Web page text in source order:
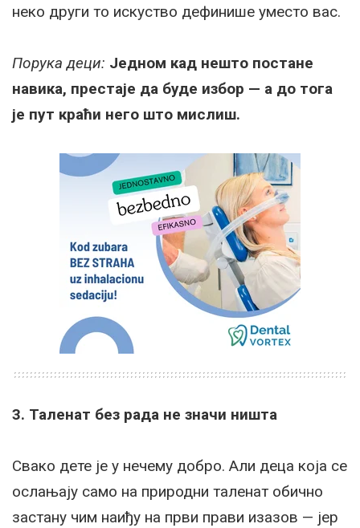
неко други то искуство дефинише уместо вас.
Порука деци: Једном кад нешто постане
навика, престаје да буде избор — а до тога
је пут краћи него што мислиш.
3. Таленат без рада не значи ништа
Свако дете је у нечему добро. Али деца која се
ослањају само на природни таленат обично
застану чим наиђу на први прави изазов — јер